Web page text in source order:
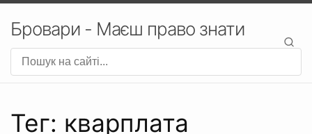
Бровари - Маєш право знати
Тег: кварплата